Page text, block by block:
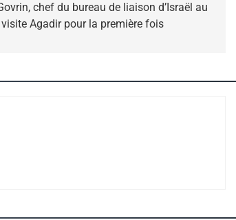
chef du bureau de liaison d’Israël au
visite Agadir pour la première fois
Hadida